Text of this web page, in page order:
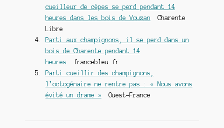
cueilleur de cèpes se perd pendant 14
heures dans les bois de Vouzan Charente
Libre
Parti aux champignons, il se perd dans un
bois de Charente pendant 14
heures francebleu.fr
Parti cueillir des champignons,
l’octogénaire ne rentre pas : « Nous avons
évité un drame » Ouest-France